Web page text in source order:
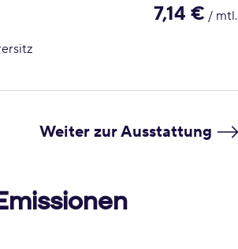
7,14 € / mtl.
Weiter zur Ausstattung